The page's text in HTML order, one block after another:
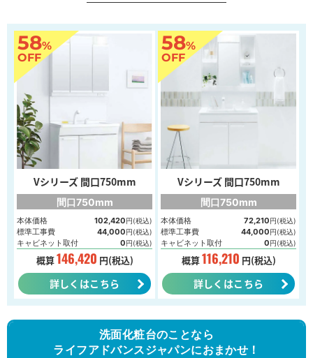
58%
OFF
Vシリーズ 間口750mm
間口750mm
本体価格 102,420円(税込)
標準工事費 44,000円(税込)
キャビネット取付 0円(税込)
概算146,420 円(税込)
詳しくはこちら
58%
OFF
Vシリーズ 間口750mm
間口750mm
本体価格 72,210円(税込)
標準工事費 44,000円(税込)
キャビネット取付 0円(税込)
概算116,210 円(税込)
詳しくはこちら
洗面化粧台のことなら
ライフアドバンスジャパンにおまかせ！